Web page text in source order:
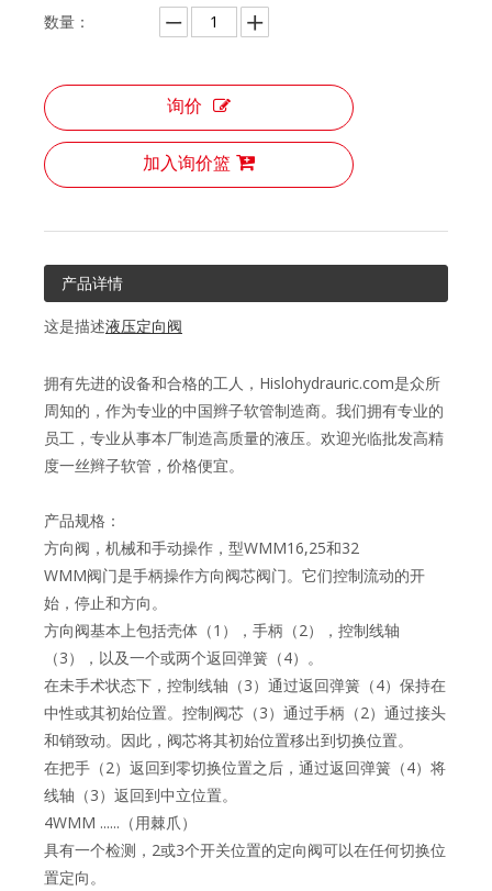
数量：
询价
加入询价篮
产品详情
这是描述液压定向阀
拥有先进的设备和合格的工人，Hislohydrauric.com是众所
周知的，作为专业的中国辫子软管制造商。我们拥有专业的
员工，专业从事本厂制造高质量的液压。欢迎光临批发高精
度一丝辫子软管，价格便宜。
产品规格：
方向阀，机械和手动操作，型WMM16,25和32
WMM阀门是手柄操作方向阀芯阀门。它们控制流动的开
始，停止和方向。
方向阀基本上包括壳体（1），手柄（2），控制线轴
（3），以及一个或两个返回弹簧（4）。
在未手术状态下，控制线轴（3）通过返回弹簧（4）保持在
中性或其初始位置。控制阀芯（3）通过手柄（2）通过接头
和销致动。因此，阀芯将其初始位置移出到切换位置。
在把手（2）返回到零切换位置之后，通过返回弹簧（4）将
线轴（3）返回到中立位置。
4WMM ......（用棘爪）
具有一个检测，2或3个开关位置的定向阀可以在任何切换位
置定向。